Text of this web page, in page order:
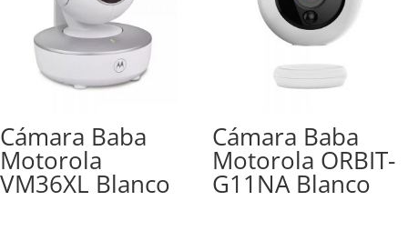
Cámara Baba
Motorola
VM36XL Blanco
Cámara Baba
Motorola ORBIT-
G11NA Blanco